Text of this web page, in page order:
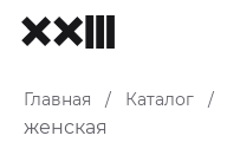
Главная / Каталог /
женская